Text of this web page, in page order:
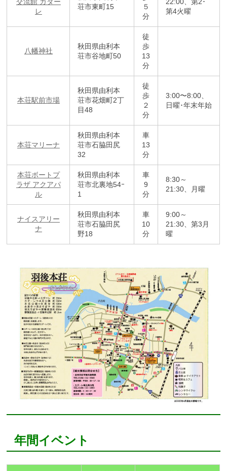
交流館 カダー
レ
荘市東町15
５
分
22:00、第2･
第4火曜
八幡神社
秋田県由利本
荘市谷地町50
徒
歩
13
分
本荘駅前市場
秋田県由利本
荘市花畑町2丁
目48
徒
歩
２
分
3:00〜8:00、
日曜･年末年始
本荘マリーナ
秋田県由利本
荘市石脇田尻
32
車
13
分
本荘ボートプ
ラザ アクアパ
ル
秋田県由利本
荘市北裏地54ｰ
1
車
9
分
8:30～
21:30、月曜
ナイスアリー
ナ
秋田県由利本
荘市石脇田尻
野18
車
10
分
9:00～
21:30、第3月
曜
年間イベント